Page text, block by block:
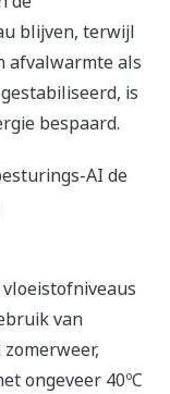
blijven, terwijl
afvalwarmte als
is
bespaard.
AI de
van
ongeveer 40ºC